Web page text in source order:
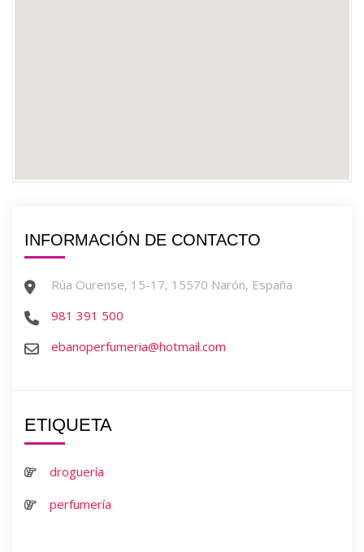
INFORMACIÓN DE CONTACTO
Rúa Ourense, 15-17, 15570 Narón, España
981 391 500
ebanoperfumeria@hotmail.com
ETIQUETA
droguería
perfumería